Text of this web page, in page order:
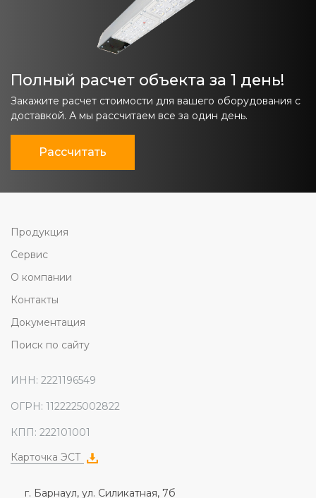
Полный расчет объекта за 1 день!
Закажите расчет стоимости для вашего оборудования с
доставкой. А мы рассчитаем все за один день.
Рассчитать
Продукция
Сервис
О компании
Контакты
Документация
Поиск по сайту
ИНН: 2221196549
ОГРН: 1122225002822
КПП: 222101001
Карточка ЭСТ
г. Барнаул, ул. Силикатная, 7б